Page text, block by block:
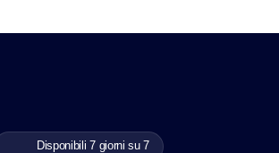
Disponibili 7 giorni su 7